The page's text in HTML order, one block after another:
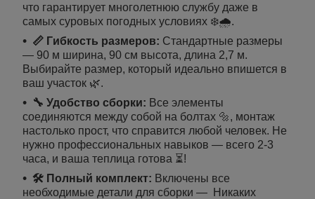
что гарантирует многолетнюю службу даже в
самых суровых погодных условиях ❄️🌧️.
📏 Гибкость размеров: Стандартные размеры
— 90 м ширина, 90 см высота, длина 2,7 м.
Выбирайте размер, который идеально впишется в
ваш участок 🌿.
🔧 Удобство сборки: Все элементы
соединяются между собой на болтах 🔩, монтаж
настолько прост, что справится любой человек. Не
нужно профессиональных навыков — всего 2-3
часа, и ваша теплица готова ⏳!
🛠️ Полный комплект: Включены все
необходимые детали для сборки — Никаких